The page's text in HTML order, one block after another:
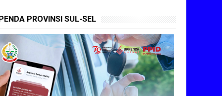
PROVINSI SUL-SEL